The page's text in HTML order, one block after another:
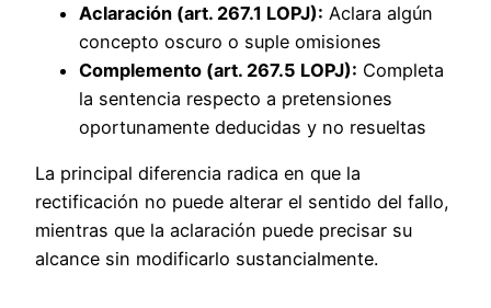
Aclaración (art. 267.1 LOPJ): Aclara algún
concepto oscuro o suple omisiones
Complemento (art. 267.5 LOPJ): Completa
la sentencia respecto a pretensiones
oportunamente deducidas y no resueltas
La principal diferencia radica en que la
rectificación no puede alterar el sentido del fallo,
mientras que la aclaración puede precisar su
alcance sin modificarlo sustancialmente.